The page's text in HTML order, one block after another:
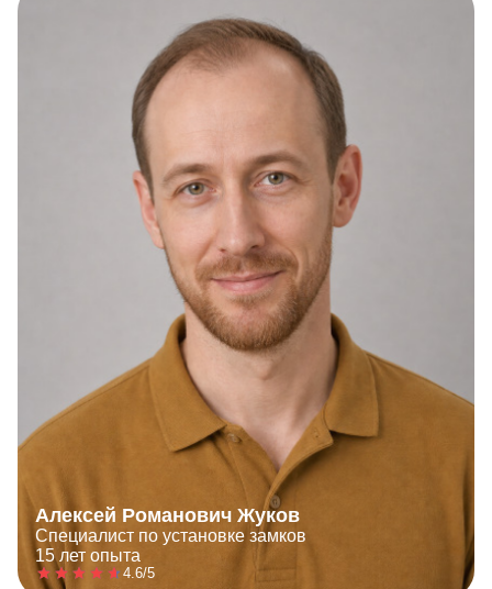
Алексей Романович Жуков
Специалист по установке замков
15 лет опыта
4.6/5